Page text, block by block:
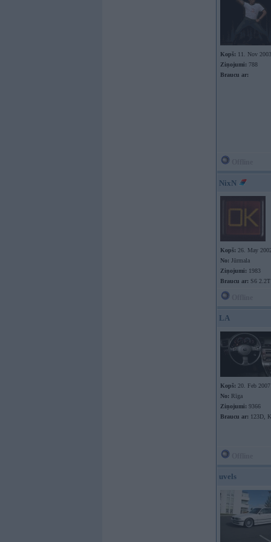
Kopš: 11. Nov 2003
Ziņojumi: 788
Braucu ar:
NixN
Kopš: 26. May 2002
No: Jūrmala
Ziņojumi: 1983
Braucu ar: S6 2.2T
LA
Kopš: 20. Feb 2007
No: Rīga
Ziņojumi: 9366
Braucu ar: 123D,
uvels